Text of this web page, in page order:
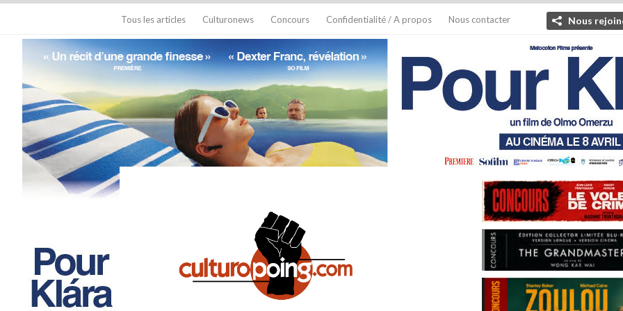
Tous les articles Culturonews Concours Confidentialité / A propos Nous contacter Nous